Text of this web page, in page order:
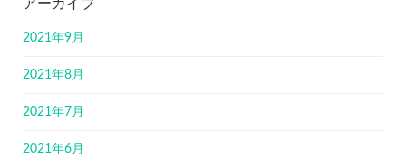
アーカイブ
2021年9月
2021年8月
2021年7月
2021年6月